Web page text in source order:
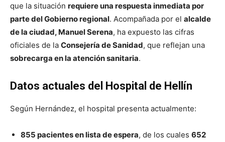
que la situación requiere una respuesta inmediata por
parte del Gobierno regional. Acompañada por el alcalde
de la ciudad, Manuel Serena, ha expuesto las cifras
oficiales de la Consejería de Sanidad, que reflejan una
sobrecarga en la atención sanitaria.
Datos actuales del Hospital de Hellín
Según Hernández, el hospital presenta actualmente:
855 pacientes en lista de espera, de los cuales 652